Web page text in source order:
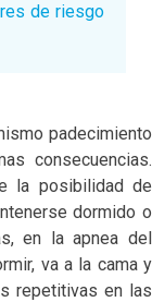
de riesgo
padecimiento
consecuencias.
la posibilidad de
dormido o
en la apnea del
va a la cama y
repetitivas en las